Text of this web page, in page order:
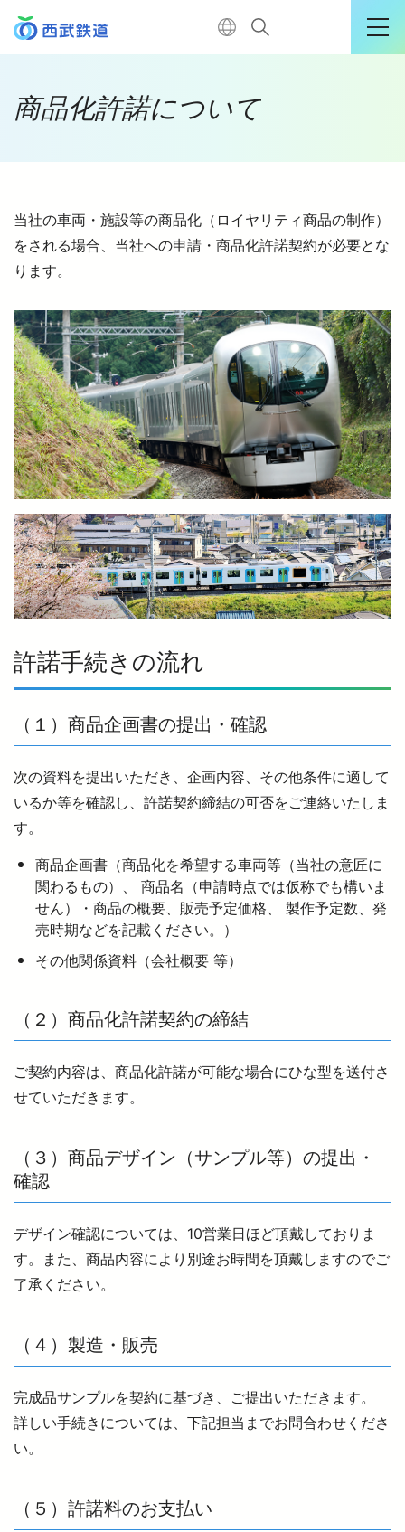
TOP
電車に乗る
暮らす
おでかけ
より安全に・快適に
ニュースルーム
企業情報
西武鉄道の公式アカウント一覧
個人情報保護方針
サイトマップ
商品化許諾について
当社の車両・施設等の商品化（ロイヤリティ商品の制作）
をされる場合、当社への申請・商品化許諾契約が必要とな
ります。
許諾手続きの流れ
（１）商品企画書の提出・確認
次の資料を提出いただき、企画内容、その他条件に適して
いるか等を確認し、許諾契約締結の可否をご連絡いたしま
す。
商品企画書（商品化を希望する車両等（当社の意匠に
関わるもの）、 商品名（申請時点では仮称でも構いま
せん）・商品の概要、販売予定価格、 製作予定数、発
売時期などを記載ください。）
その他関係資料（会社概要 等）
（２）商品化許諾契約の締結
ご契約内容は、商品化許諾が可能な場合にひな型を送付さ
せていただきます。
（３）商品デザイン（サンプル等）の提出・
確認
デザイン確認については、10営業日ほど頂戴しておりま
す。また、商品内容により別途お時間を頂戴しますのでご
了承ください。
（４）製造・販売
完成品サンプルを契約に基づき、ご提出いただきます。
詳しい手続きについては、下記担当までお問合わせくださ
い。
（５）許諾料のお支払い